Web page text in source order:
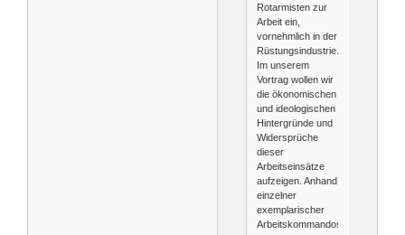
Rotarmisten zur
Arbeit ein,
vornehmlich in der
Rüstungsindustrie.
Im unserem
Vortrag wollen wir
die ökonomischen
und ideologischen
Hintergründe und
Widersprüche
dieser
Arbeitseinsätze
aufzeigen. Anhand
einzelner
exemplarischer
Arbeitskommandos